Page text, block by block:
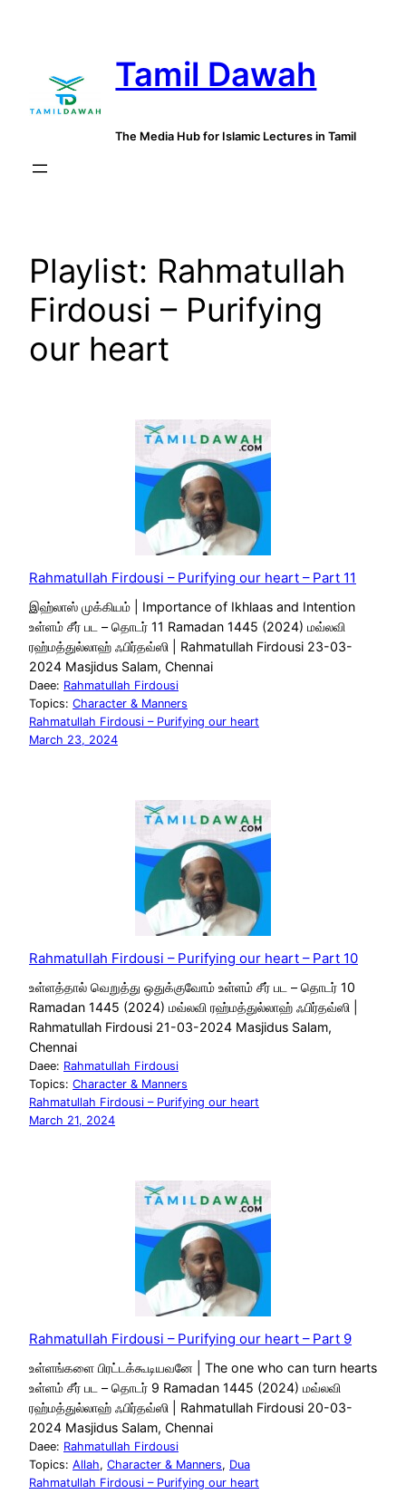
Tamil Dawah
The Media Hub for Islamic Lectures in Tamil
Playlist: Rahmatullah
Firdousi – Purifying
our heart
Rahmatullah Firdousi – Purifying our heart – Part 11
இஹ்லாஸ்‌ முக்கியம் | Importance of Ikhlaas and Intention
உள்ளம் சீர் பட – தொடர் 11 Ramadan 1445 (2024) மவ்லவி
ரஹ்மத்துல்லாஹ் ஃபிர்தவ்ஸி | Rahmatullah Firdousi 23-03-
2024 Masjidus Salam, Chennai
Daee: Rahmatullah Firdousi
Topics: Character & Manners
Rahmatullah Firdousi – Purifying our heart
March 23, 2024
Rahmatullah Firdousi – Purifying our heart – Part 10
உள்ளத்தால் வெறுத்து ஒதுக்குவோம் உள்ளம் சீர் பட – தொடர் 10
Ramadan 1445 (2024) மவ்லவி ரஹ்மத்துல்லாஹ் ஃபிர்தவ்ஸி |
Rahmatullah Firdousi 21-03-2024 Masjidus Salam,
Chennai
Daee: Rahmatullah Firdousi
Topics: Character & Manners
Rahmatullah Firdousi – Purifying our heart
March 21, 2024
Rahmatullah Firdousi – Purifying our heart – Part 9
உள்ளங்களை பிரட்டக்கூடியவனே | The one who can turn hearts
உள்ளம் சீர் பட – தொடர் 9 Ramadan 1445 (2024) மவ்லவி
ரஹ்மத்துல்லாஹ் ஃபிர்தவ்ஸி | Rahmatullah Firdousi 20-03-
2024 Masjidus Salam, Chennai
Daee: Rahmatullah Firdousi
Topics: Allah, Character & Manners, Dua
Rahmatullah Firdousi – Purifying our heart